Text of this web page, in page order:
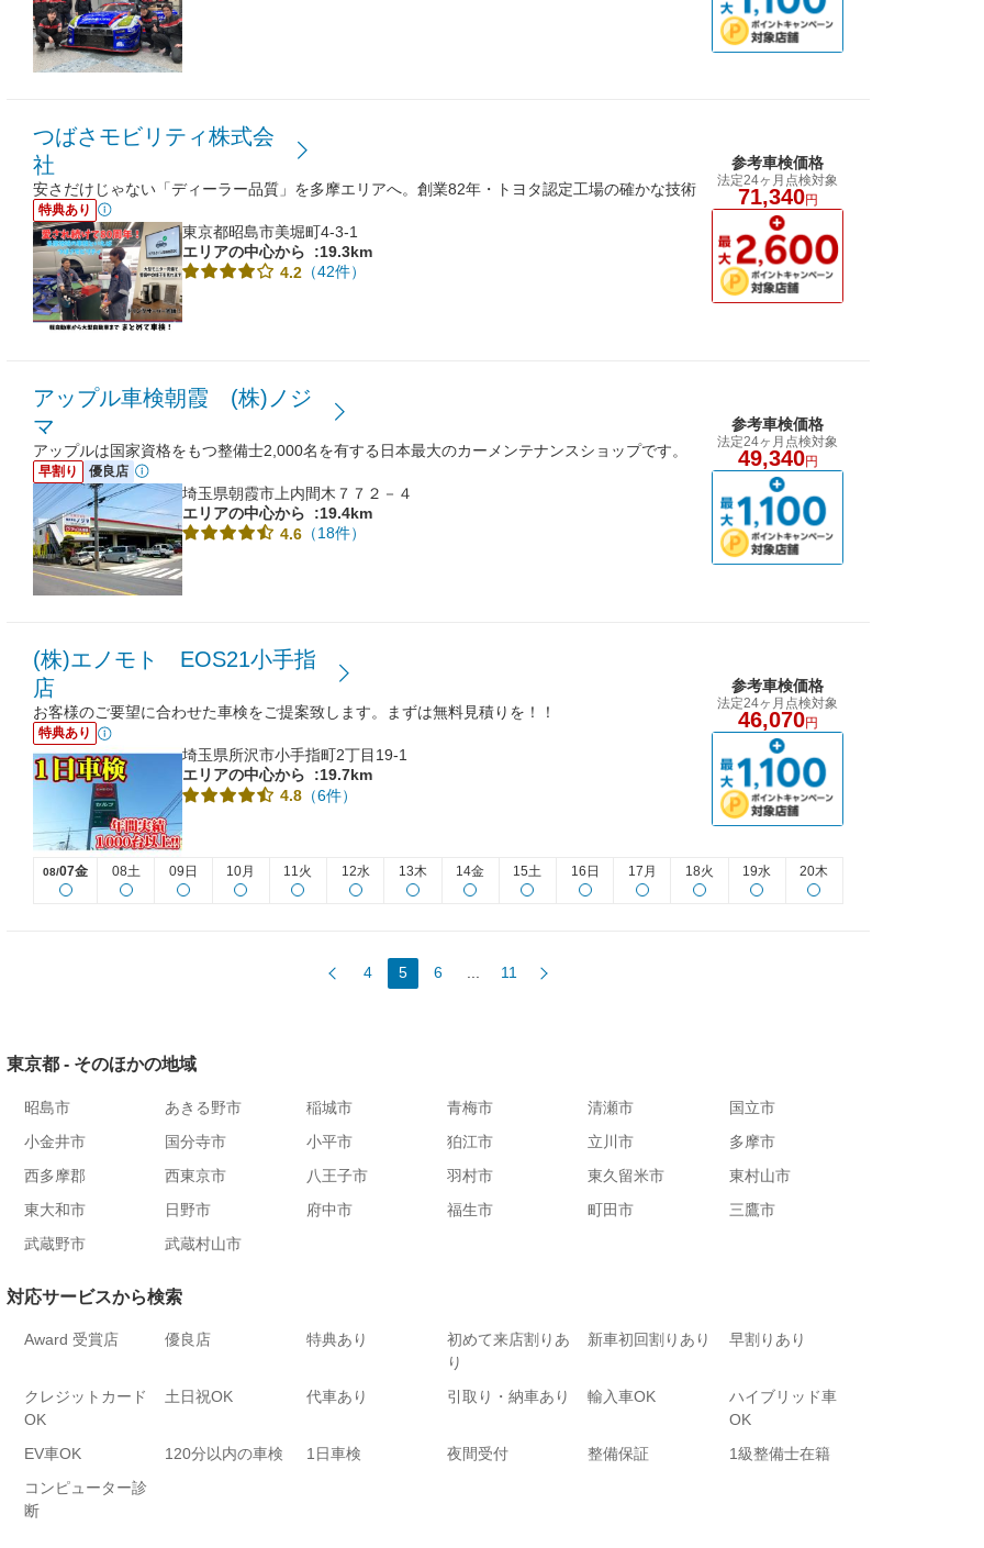
つばさモビリティ株式会
社
安さだけじゃない「ディーラー品質」を多摩エリアへ。創業82年・トヨタ認定工場の確かな技術
特典あり
東京都昭島市美堀町4-3-1
エリアの中心から
:19.3km
4.2 （42件）
参考車検価格
法定24ヶ月点検対象
71,340円
アップル車検朝霞 (株)ノジ
マ
アップルは国家資格をもつ整備士2,000名を有する日本最大のカーメンテナンスショップです。
早割り 優良店
埼玉県朝霞市上内間木７７２－４
エリアの中心から
:19.4km
4.6 （18件）
参考車検価格
法定24ヶ月点検対象
49,340円
(株)エノモト EOS21小手指
店
お客様のご要望に合わせた車検をご提案致します。まずは無料見積りを！！
特典あり
埼玉県所沢市小手指町2丁目19-1
エリアの中心から
:19.7km
4.8 （6件）
参考車検価格
法定24ヶ月点検対象
46,070円
08/07金 08土 09日 10月 11火 12水 13木 14金 15土 16日 17月 18火 19水 20木
4 5 6 ... 11
東京都 - そのほかの地域
昭島市 あきる野市 稲城市 青梅市 清瀬市
国立市
小金井市
国分寺市 小平市 狛江市 立川市
多摩市
西多摩郡
西東京市 八王子市 羽村市 東久留米市
東村山市
東大和市
日野市 府中市 福生市 町田市
三鷹市
武蔵野市
武蔵村山市
対応サービスから検索
Award 受賞店 優良店 特典あり
初めて来店割りあ
り
新車初回割りあり 早割りあり
クレジットカード
OK
土日祝OK 代車あり 引取り・納車あり 輸入車OK
ハイブリッド車
OK
EV車OK
120分以内の車検 1日車検 夜間受付 整備保証
1級整備士在籍
コンピューター診
断